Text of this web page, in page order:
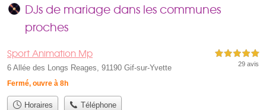
DJs de mariage dans les communes
proches
Sport Animation Mp
6 Allée des Longs Reages, 91190 Gif-sur-Yvette
Fermé, ouvre à 8h
5,0 étoiles sur 5
29 avis
Horaires Téléphone